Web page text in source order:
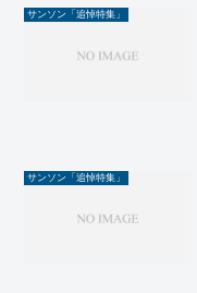
サンソン「追悼特集」
サンソン「追悼特集」